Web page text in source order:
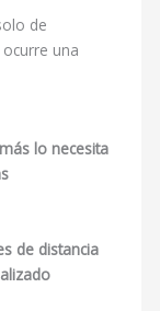
de
una
lo necesita
de distancia